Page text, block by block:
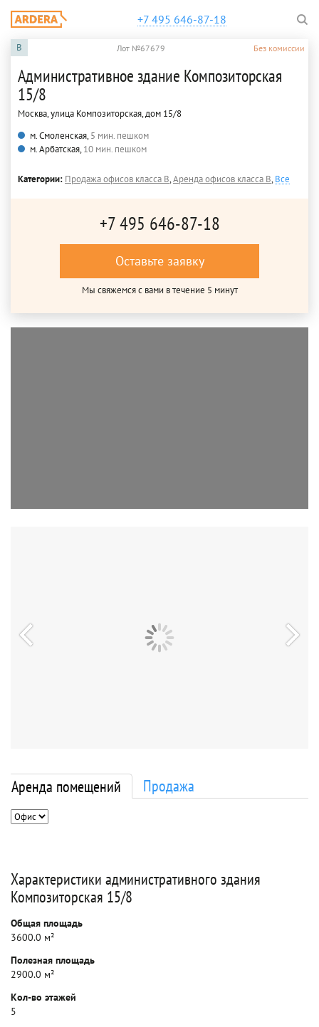
+7 495 646-87-18
B Лот №67679 Без комиссии
Административное здание Композиторская
15/8
Москва, улица Композиторская, дом 15/8
м. Смоленская,5 мин. пешком
м. Арбатская,10 мин. пешком
Категории: Продажа офисов класса B,Аренда офисов класса B,Все
+7 495 646-87-18
Оставьте заявку
Мы свяжемся с вами в течение 5 минут
Аренда помещений Продажа
Характеристики административного здания
Композиторская 15/8
Общая площадь
3600.0 м²
Полезная площадь
2900.0 м²
Кол-во этажей
5